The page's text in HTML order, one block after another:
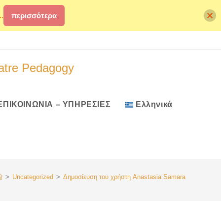
Pedagogy
– ΥΠΗΡΕΣΙΕΣ Ελληνικά
> Uncategorized > Δημοσίευση του χρήστη Anastasia Samara
περισσότερα